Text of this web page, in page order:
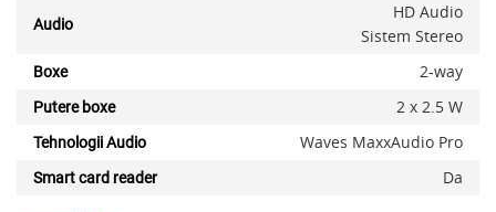
Audio
HD Audio
Sistem Stereo
Boxe 2-way
Putere boxe 2 x 2.5 W
Tehnologii Audio Waves MaxxAudio Pro
Smart card reader Da